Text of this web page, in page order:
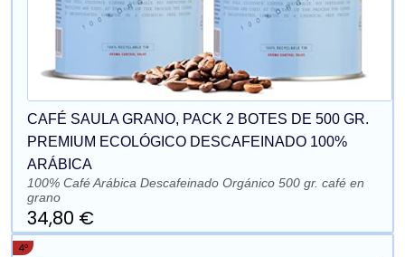
CAFÉ SAULA GRANO, PACK 2 BOTES DE 500 GR.
PREMIUM ECOLÓGICO DESCAFEINADO 100%
ARÁBICA
100% Café Arábica Descafeinado Orgánico 500 gr. café en
grano
34,80 €
4º